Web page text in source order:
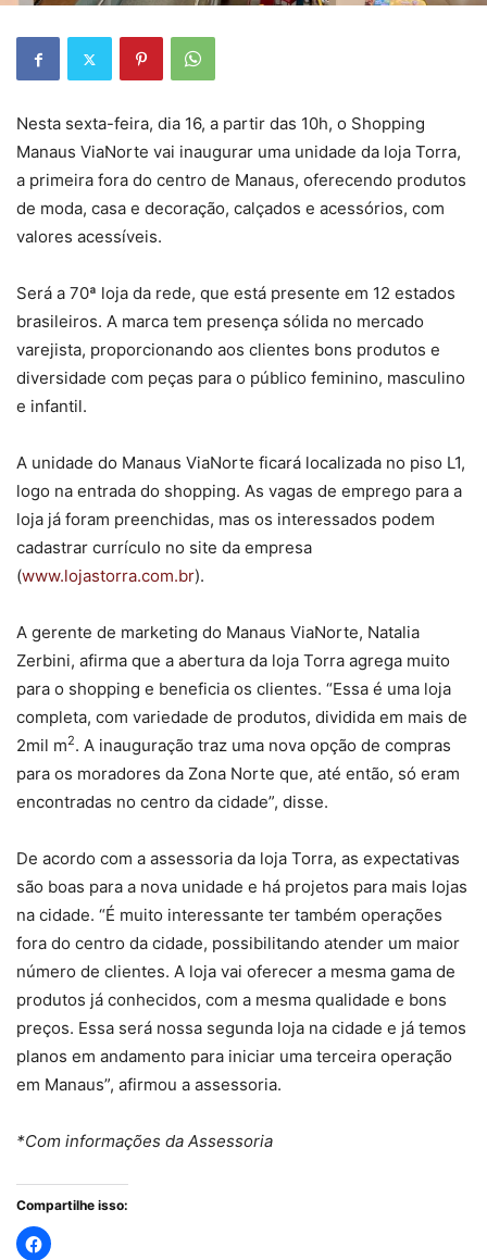
Nesta sexta-feira, dia 16, a partir das 10h, o Shopping
Manaus ViaNorte vai inaugurar uma unidade da loja Torra,
a primeira fora do centro de Manaus, oferecendo produtos
de moda, casa e decoração, calçados e acessórios, com
valores acessíveis.
Será a 70ª loja da rede, que está presente em 12 estados
brasileiros. A marca tem presença sólida no mercado
varejista, proporcionando aos clientes bons produtos e
diversidade com peças para o público feminino, masculino
e infantil.
A unidade do Manaus ViaNorte ficará localizada no piso L1,
logo na entrada do shopping. As vagas de emprego para a
loja já foram preenchidas, mas os interessados podem
cadastrar currículo no site da empresa
(www.lojastorra.com.br).
A gerente de marketing do Manaus ViaNorte, Natalia
Zerbini, afirma que a abertura da loja Torra agrega muito
para o shopping e beneficia os clientes. “Essa é uma loja
completa, com variedade de produtos, dividida em mais de
2mil m2. A inauguração traz uma nova opção de compras
para os moradores da Zona Norte que, até então, só eram
encontradas no centro da cidade”, disse.
De acordo com a assessoria da loja Torra, as expectativas
são boas para a nova unidade e há projetos para mais lojas
na cidade. “É muito interessante ter também operações
fora do centro da cidade, possibilitando atender um maior
número de clientes. A loja vai oferecer a mesma gama de
produtos já conhecidos, com a mesma qualidade e bons
preços. Essa será nossa segunda loja na cidade e já temos
planos em andamento para iniciar uma terceira operação
em Manaus”, afirmou a assessoria.
*Com informações da Assessoria
Compartilhe isso: